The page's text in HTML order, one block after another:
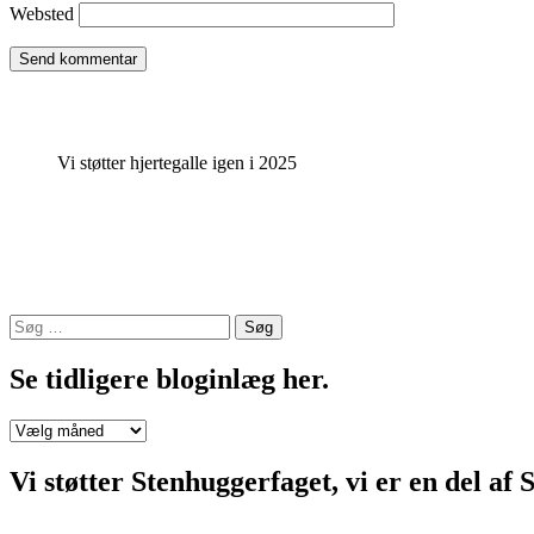
Websted
Vi støtter hjertegalle igen i 2025
Søg
efter:
Se tidligere bloginlæg her.
Se
bloginlæg
her.
Vi støtter Stenhuggerfaget, vi er en del